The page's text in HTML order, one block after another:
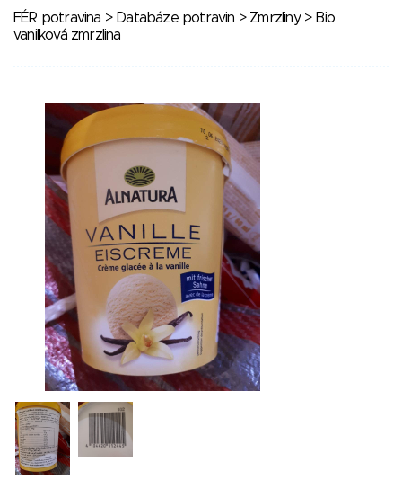
FÉR potravina > Databáze potravin > Zmrzliny> Bio
vanilková zmrzlina